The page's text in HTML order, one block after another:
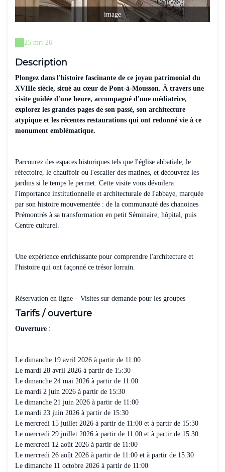
image
25 mrt 26
Description
Plongez dans l'histoire fascinante de ce joyau patrimonial du
XVIIIe siècle, situé au cœur de Pont-à-Mousson. À travers une
visite guidée d'une heure, accompagné d'une médiatrice,
explorez les grandes pages de son passé, son architecture
atypique et les récentes restaurations qui ont redonné vie à ce
monument emblématique.
Parcourez des espaces historiques tels que l'église abbatiale, le
réfectoire, le chauffoir ou l'escalier des matines, et découvrez les
jardins si le temps le permet. Cette visite vous dévoilera
l'importance institutionnelle et architecturale de l'abbaye, marquée
par son histoire mouvementée : de la communauté des chanoines
Prémontrés à sa transformation en petit Séminaire, hôpital, puis
Centre culturel.
Une expérience enrichissante pour comprendre l'architecture et
l'histoire qui ont façonné ce trésor lorrain.
Réservation en ligne – Visites sur demande pour les groupes
Tarifs / ouverture
Ouverture :
Le dimanche 19 avril 2026 à partir de 11:00
Le mardi 28 avril 2026 à partir de 15:30
Le dimanche 24 mai 2026 à partir de 11:00
Le mardi 2 juin 2026 à partir de 15:30
Le dimanche 21 juin 2026 à partir de 11:00
Le mardi 23 juin 2026 à partir de 15:30
Le mercredi 15 juillet 2026 à partir de 11:00 et à partir de 15:30
Le mercredi 29 juillet 2026 à partir de 11:00 et à partir de 15:30
Le mercredi 12 août 2026 à partir de 11:00
Le mercredi 26 août 2026 à partir de 11:00 et à partir de 15:30
Le dimanche 11 octobre 2026 à partir de 11:00